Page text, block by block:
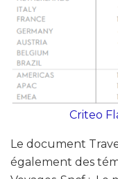
Criteo
Le document
également des